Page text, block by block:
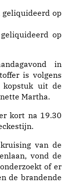
op
in
is volgens
kopstuk uit de
Martha.
kort na 19.30
van de
vond de
of er
de brandende